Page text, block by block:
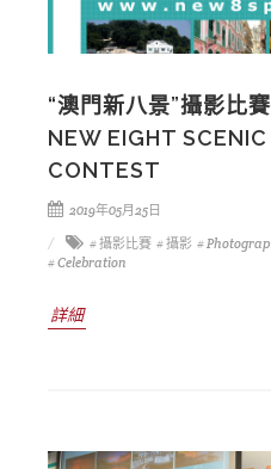
“澳門新八景”攝影比
NEW EIGHT
CONTEST
2019年05月25日
# 攝影比賽 # 攝影 #
# Celebration
詳細